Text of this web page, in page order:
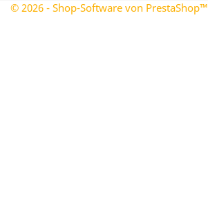
© 2026 - Shop-Software von PrestaShop™